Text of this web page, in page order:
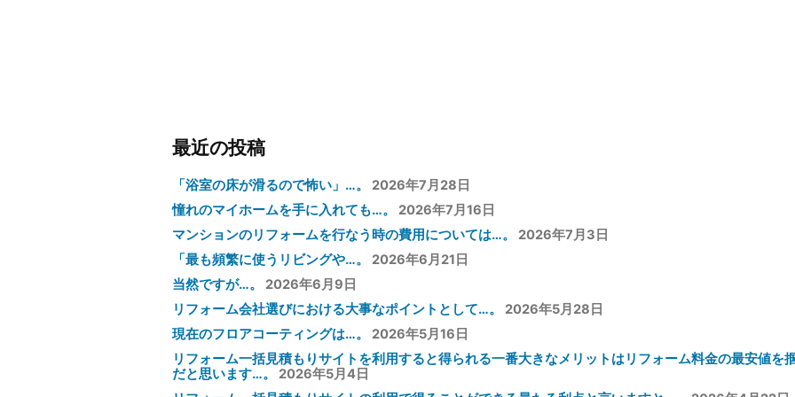
最近の投稿
「浴室の床が滑るので怖い」…。
2026年7月28日
憧れのマイホームを手に入れても…。
2026年7月16日
マンションのリフォームを行なう時の費用については…。
2026年7月3日
「最も頻繁に使うリビングや…。
2026年6月21日
当然ですが…。
2026年6月9日
リフォーム会社選びにおける大事なポイントとして…。
2026年5月28日
現在のフロアコーティングは…。
2026年5月16日
リフォーム一括見積もりサイトを利用すると得られる一番大きなメリットはリフォーム料金の最安値を
だと思います…。
2026年5月4日